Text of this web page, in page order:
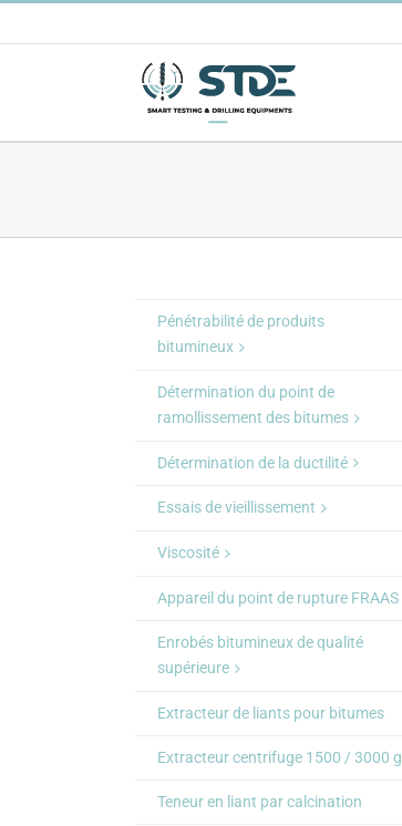
au
Pénétrabilité de produits
bitumineux
Détermination du point de
ramollissement des bitumes
Détermination de la ductilité
Essais de vieillissement
Viscosité
Appareil du point de rupture FRAAS
Enrobés bitumineux de qualité
supérieure
Extracteur de liants pour bitumes
Extracteur centrifuge 1500 / 3000 g
Teneur en liant par calcination